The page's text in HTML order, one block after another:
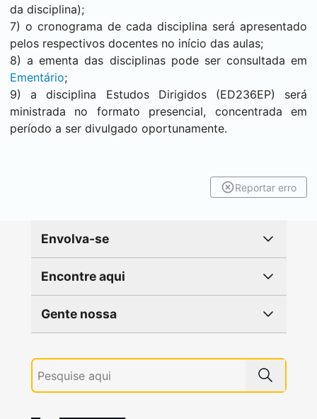
da disciplina);
7) o cronograma de cada disciplina será apresentado
pelos respectivos docentes no início das aulas;
8) a ementa das disciplinas pode ser consultada em
Ementário;
9) a disciplina Estudos Dirigidos (ED236EP) será
ministrada no formato presencial, concentrada em
período a ser divulgado oportunamente.
Reportar erro
Envolva-se
Encontre aqui
Gente nossa